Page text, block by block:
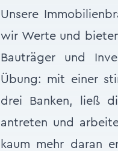
Unsere
wir Werte und
Bauträger und
Übung: mit einer
drei Banken, ließ
antreten und
kaum mehr daran